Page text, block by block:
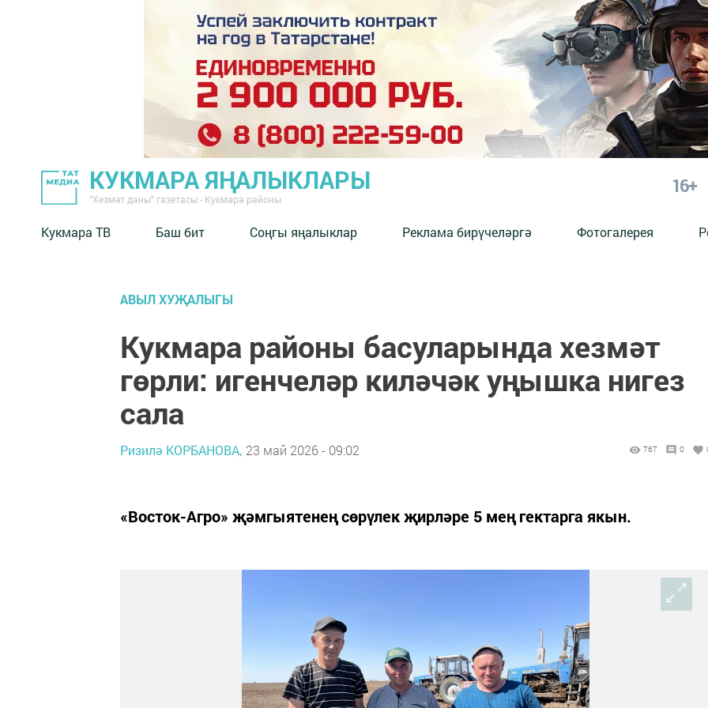
КУКМАРА ЯҢАЛЫКЛАРЫ
"Хезмәт даны" газетасы - Кукмара районы
16+
Кукмара ТВ Баш бит Соңгы яңалыклар Реклама бирүчеләргә Фотогалерея
АВЫЛ ХУҖАЛЫГЫ
Кукмара районы басуларында хезмәт
гөрли: игенчеләр киләчәк уңышка нигез
сала
Ризилә КОРБАНОВА, 23 май 2026 - 09:02 767 0
«Восток-Агро» җәмгыятенең сөрүлек җирләре 5 мең гектарга якын.